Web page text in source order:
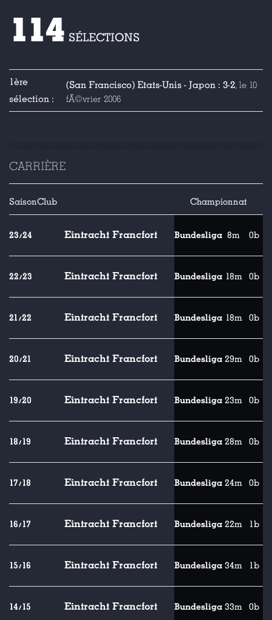
114 SÉLECTIONS
1ère
sélection :
(San Francisco) Etats-Unis - Japon : 3-2, le 10
fÃ©vrier 2006
CARRIÈRE
SaisonClub Championnat
23/24 Eintracht Francfort Bundesliga 8m 0b
22/23 Eintracht Francfort Bundesliga 18m 0b
21/22 Eintracht Francfort Bundesliga 18m 0b
20/21 Eintracht Francfort Bundesliga 29m 0b
19/20 Eintracht Francfort Bundesliga 23m 0b
18/19 Eintracht Francfort Bundesliga 28m 0b
17/18 Eintracht Francfort Bundesliga 24m 0b
16/17 Eintracht Francfort Bundesliga 22m 1b
15/16 Eintracht Francfort Bundesliga 34m 1b
14/15 Eintracht Francfort Bundesliga 33m 0b